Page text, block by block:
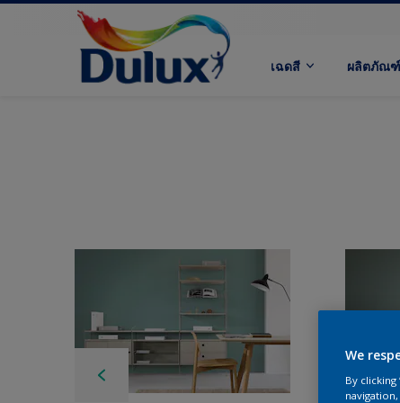
เฉดสี ผลิตภัณฑ์
We
By